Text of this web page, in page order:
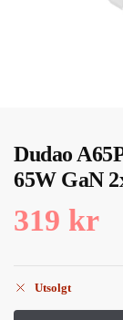
Dudao
65W GaN
319 kr
Utsolgt